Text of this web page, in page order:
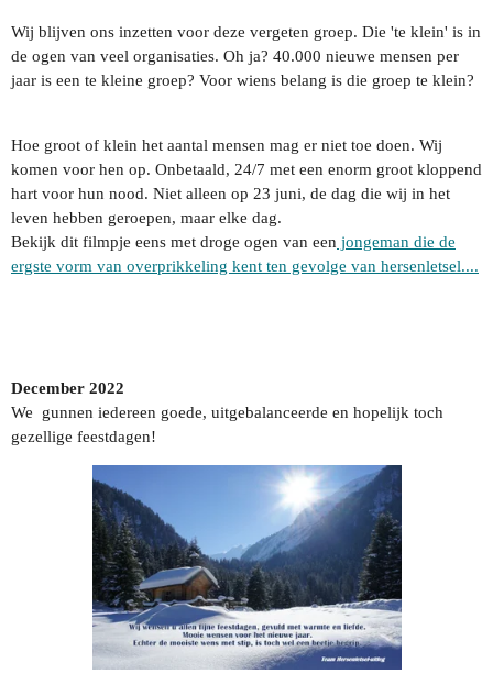
Wij blijven ons inzetten voor deze vergeten groep. Die 'te klein' is in
de ogen van veel organisaties. Oh ja? 40.000 nieuwe mensen per
jaar is een te kleine groep? Voor wiens belang is die groep te klein?
Hoe groot of klein het aantal mensen mag er niet toe doen. Wij
komen voor hen op. Onbetaald, 24/7 met een enorm groot kloppend
hart voor hun nood. Niet alleen op 23 juni, de dag die wij in het
leven hebben geroepen, maar elke dag.
Bekijk dit filmpje eens met droge ogen van een jongeman die de
ergste vorm van overprikkeling kent ten gevolge van hersenletsel....
December 2022
We gunnen iedereen goede, uitgebalanceerde en hopelijk toch
gezellige feestdagen!